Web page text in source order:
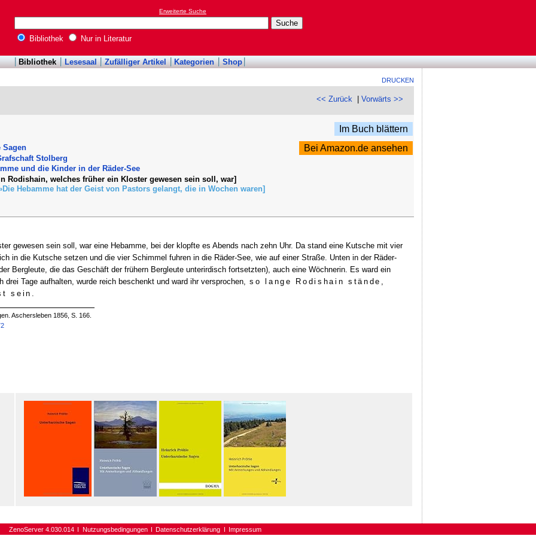
Erweiterte Suche
Bibliothek Nur in Literatur
Bibliothek Lesesaal Zufälliger Artikel Kategorien Shop
DRUCKEN
<< Zurück |Vorwärts >>
Sagen
Stolberg
und die Kinder in der Räder-See
Rodishain, welches früher ein Kloster gewesen sein soll, war]
Hebamme hat der Geist von Pastors gelangt, die in Wochen waren]
Im Buch blättern
Bei Amazon.de ansehen
gewesen sein soll, war eine Hebamme, bei der klopfte es Abends nach zehn Uhr. Da stand eine Kutsche mit vier
in die Kutsche setzen und die vier Schimmel fuhren in die Räder-See, wie auf einer Straße. Unten in der Räder-
Bergleute, die das Geschäft der frühern Bergleute unterirdisch fortsetzten), auch eine Wöchnerin. Es ward ein
Tage aufhalten, wurde reich beschenkt und ward ihr versprochen,
so lange Rodishain stände,
sein.
Aschersleben 1856, S. 166.
ZenoServer 4.030.014 Nutzungsbedingungen Datenschutzerklärung Impressum